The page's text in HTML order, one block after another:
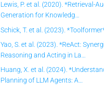
Lewis, P. et al. (2020). *Retrieval-
Generation for Knowledg…
Schick, T. et al. (2023).
Yao, S. et al. (2023). *ReAct:
Reasoning and Acting in La…
Huang, X. et al. (2024).
Planning of LLM Agents: A…